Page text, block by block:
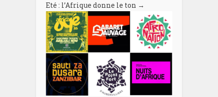
Eté : l’Afrique donne le ton →